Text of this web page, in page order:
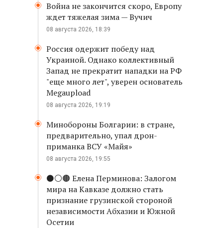
Война не закончится скоро, Европу
ждет тяжелая зима — Вучич
08 августа 2026, 18:39
Россия одержит победу над
Украиной. Однако коллективный
Запад не прекратит нападки на РФ
"еще много лет", уверен основатель
Megaupload
08 августа 2026, 19:19
Минобороны Болгарии: в стране,
предварительно, упал дрон-
приманка ВСУ «Майя»
08 августа 2026, 19:55
⚫️⚪️🟤 Елена Перминова: Залогом
мира на Кавказе должно стать
признание грузинской стороной
независимости Абхазии и Южной
Осетии